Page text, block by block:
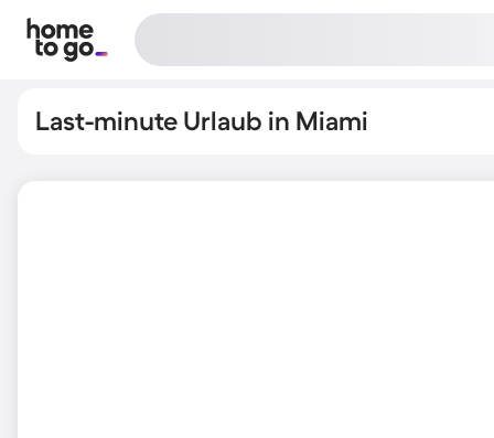
Last-minute Urlaub in Miami